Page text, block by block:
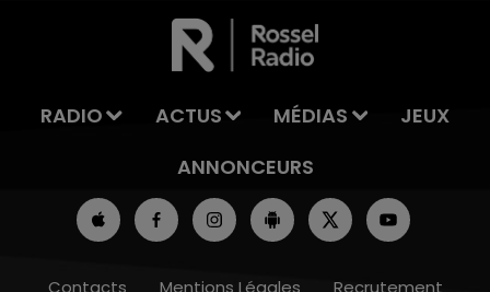
LA TEAM DE L'ÉTÉ
RADIO ACTUS MÉDIAS
JEUX
ANNONCEURS
Contacts Mentions Légales
Recrutement